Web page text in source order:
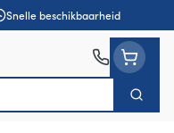
Snelle beschikbaarheid
Zoek